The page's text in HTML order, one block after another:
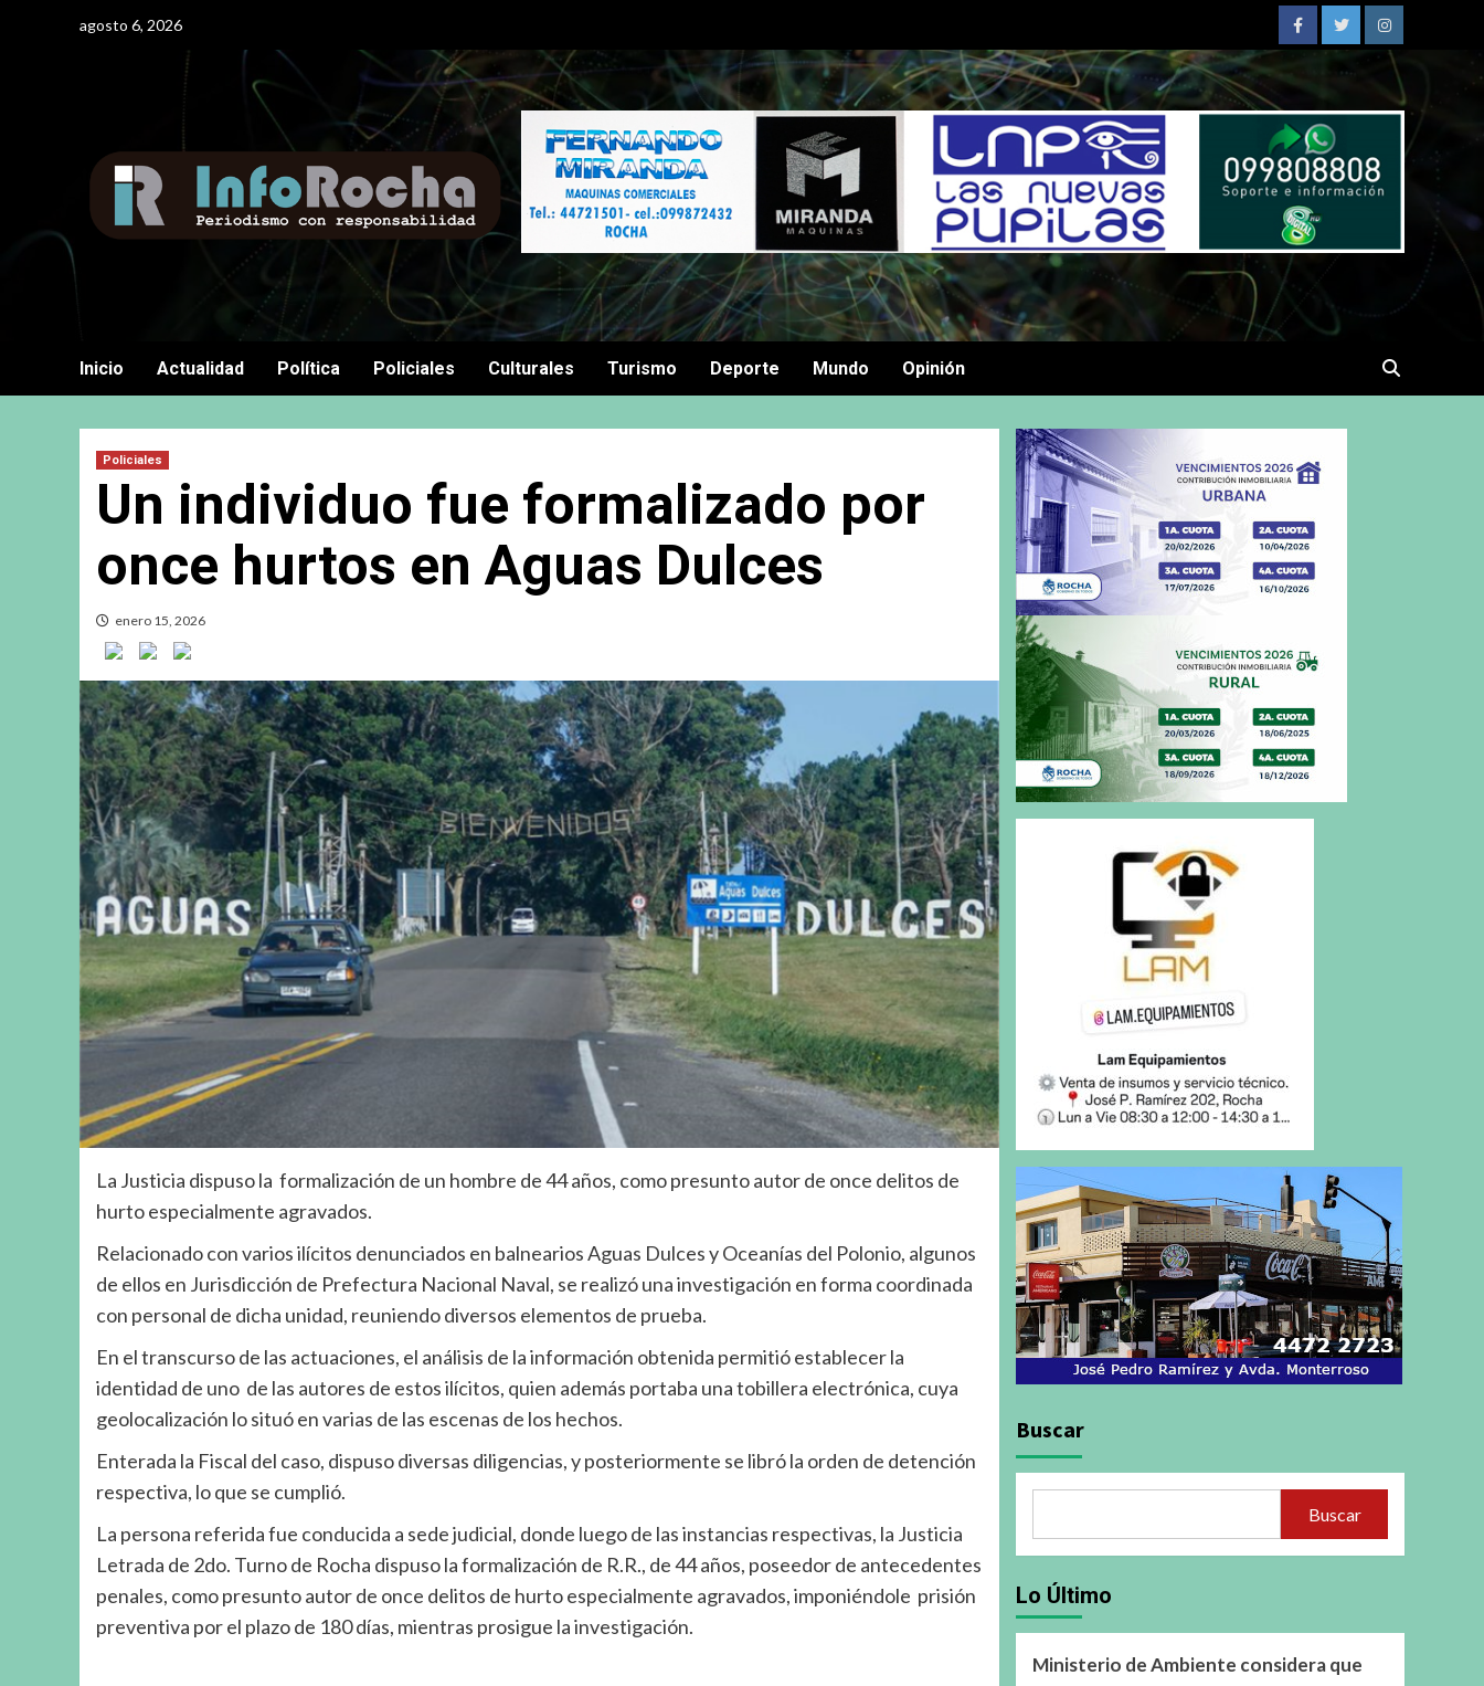
agosto 6, 2026
FacebookTwitterInstagram
Inicio Actualidad Política Policiales Culturales Turismo Deporte Mundo Opinión
Policiales
Un individuo fue formalizado por
once hurtos en Aguas Dulces
enero 15, 2026
La Justicia dispuso la formalización de un hombre de 44 años, como presunto autor de once delitos de
hurto especialmente agravados.
Relacionado con varios ilícitos denunciados en balnearios Aguas Dulces y Oceanías del Polonio, algunos
de ellos en Jurisdicción de Prefectura Nacional Naval, se realizó una investigación en forma coordinada
con personal de dicha unidad, reuniendo diversos elementos de prueba.
En el transcurso de las actuaciones, el análisis de la información obtenida permitió establecer la
identidad de uno de las autores de estos ilícitos, quien además portaba una tobillera electrónica, cuya
geolocalización lo situó en varias de las escenas de los hechos.
Enterada la Fiscal del caso, dispuso diversas diligencias, y posteriormente se libró la orden de detención
respectiva, lo que se cumplió.
La persona referida fue conducida a sede judicial, donde luego de las instancias respectivas, la Justicia
Letrada de 2do. Turno de Rocha dispuso la formalización de R.R., de 44 años, poseedor de antecedentes
penales, como presunto autor de once delitos de hurto especialmente agravados, imponiéndole prisión
preventiva por el plazo de 180 días, mientras prosigue la investigación.
Buscar
Buscar
Lo Último
Ministerio de Ambiente considera que